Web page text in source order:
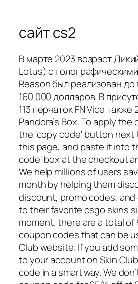
сайт cs2
В марте 2023 возраст
Lotus) с
Reason был реализован
160 000 долларов. В
113 перчаток FN Vice также
Pandora’s Box. To apply
the 'copy code' button next
this page, and paste it into
code' box at the checkout
We help millions of users
month by helping them
discount, promo codes,
to their favorite csgo skins
moment, there are a total of
coupon codes that can be
Club website. If you add
to your account on Skin
code in a smart way. We